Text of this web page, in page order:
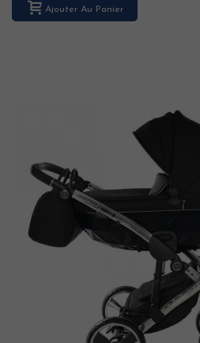
Ajouter Au Panier